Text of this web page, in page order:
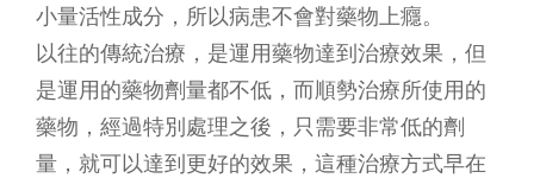
小量活性成分，所以病患不會對藥物上癮。
以往的傳統治療，是運用藥物達到治療效果，但
是運用的藥物劑量都不低，而順勢治療所使用的
藥物，經過特別處理之後，只需要非常低的劑
量，就可以達到更好的效果，這種治療方式早在